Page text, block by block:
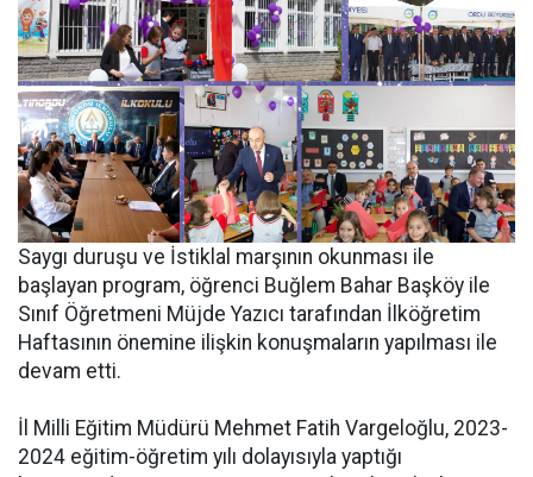
Saygı duruşu ve İstiklal marşının okunması ile
başlayan program, öğrenci Buğlem Bahar Başköy ile
Sınıf Öğretmeni Müjde Yazıcı tarafından İlköğretim
Haftasının önemine ilişkin konuşmaların yapılması ile
devam etti.
İl Milli Eğitim Müdürü Mehmet Fatih Vargeloğlu, 2023-
2024 eğitim-öğretim yılı dolayısıyla yaptığı